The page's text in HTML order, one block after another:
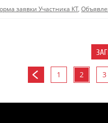
заявки Участника КТ,
1 2 3